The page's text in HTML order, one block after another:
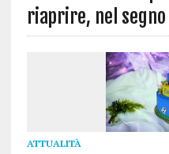
riaprire, nel
ATTUALITÀ